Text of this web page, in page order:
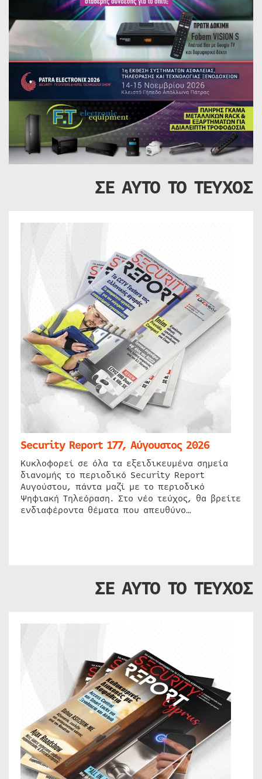
ΣΕ ΑΥΤΟ ΤΟ ΤΕΥΧΟΣ
Security Report 177, Αύγουστος 2026
Κυκλοφορεί σε όλα τα εξειδικευμένα σημεία
διανομής το περιοδικό Security Report
Αυγούστου, πάντα μαζί με το περιοδικό
Ψηφιακή Τηλεόραση. Στο νέο τεύχος, θα βρείτε
ενδιαφέροντα θέματα που απευθύνο…
ΣΕ ΑΥΤΟ ΤΟ ΤΕΥΧΟΣ